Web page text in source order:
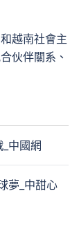
越南社會主
伙伴關系、
中國網
夢_中甜心